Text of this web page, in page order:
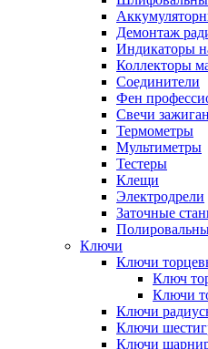
Демонтаж
Индикаторы
Коллекторы
Соединители
Фен
Свечи
Термометры
Мультиметры
Тестеры
Клещи
Электродрели
Заточные
Ключи
Ключи
Ключ
Ключи
Ключи
Ключи
Ключи